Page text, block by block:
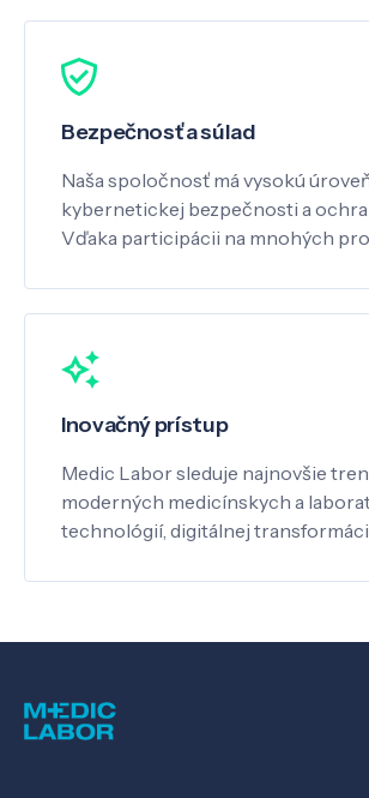
Bezpečnosť a súlad
Naša spoločnosť má vysokú
kybernetickej bezpečnosti a
Vďaka participácii na mnohých
Inovačný prístup
Medic Labor sleduje najnovšie
moderných medicínskych a
technológií, digitálnej